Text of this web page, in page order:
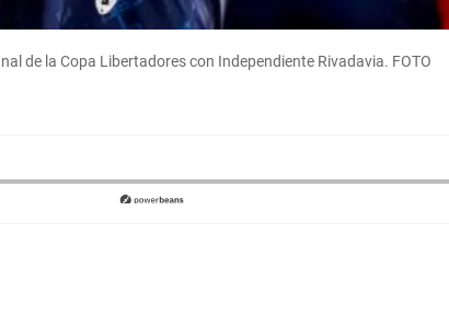
de la Copa Libertadores con Independiente Rivadavia. FOTO